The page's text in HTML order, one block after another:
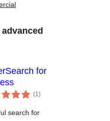
advanced
for
(1vērtējumu
kopsumma
)
search for